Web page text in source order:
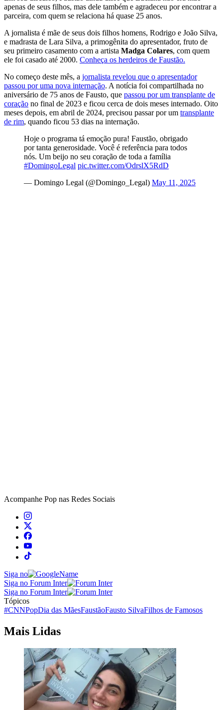
apenas de seus filhos, mas dele também e agradeceu por encontrar a
parceira, com quem se relaciona há quase 25 anos.
A jornalista é mãe de seus dois filhos homens, Rodrigo e João Silva,
e madrasta de Lara Silva, a primogênita do apresentador, fruto de
seu primeiro casamento com a artista Madga Colares, com quem
ele foi casado até 2000. Conheça os herdeiros de Faustão.
No começo deste mês, a jornalista revelou que o apresentador
passou por uma nova internação. A notícia foi compartilhada no
aniversário de 75 anos de Fausto, que passou por um transplante de
coração no final de 2023 e ficou cerca de dois meses internado. Oito
meses depois, em abril de 2024, precisou passar por um transplante
de rim, quando ficou 53 dias na internação.
Hoje o programa tá emoção pura! Faustão, obrigado
por tanta generosidade. Você é referência para todos
nós. Um beijo no seu coração de toda a família
#DomingoLegal pic.twitter.com/OdrslX5RdD
— Domingo Legal (@Domingo_Legal) May 11, 2025
Acompanhe Pop nas Redes Sociais
Siga no
Siga no Forum Inter
Siga no Forum Inter
Tópicos
#CNNPopDia das MãesFaustãoFausto SilvaFilhos de Famosos
Mais Lidas